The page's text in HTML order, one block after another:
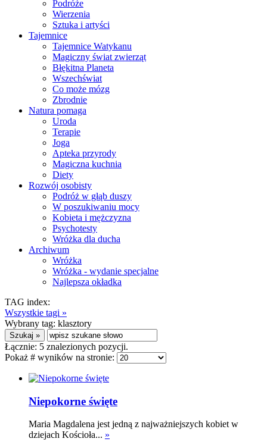
Podróże
Wierzenia
Sztuka i artyści
Tajemnice
Tajemnice Watykanu
Magiczny świat zwierząt
Błękitna Planeta
Wszechświat
Co może mózg
Zbrodnie
Natura pomaga
Uroda
Terapie
Joga
Apteka przyrody
Magiczna kuchnia
Diety
Rozwój osobisty
Podróż w głąb duszy
W poszukiwaniu mocy
Kobieta i mężczyzna
Psychotesty
Wróżka dla ducha
Archiwum
Wróżka
Wróżka - wydanie specjalne
Najlepsza okładka
TAG index:
Wszystkie tagi »
Wybrany tag: klasztory
Łącznie: 5 znalezionych pozycji.
Pokaż # wyników na stronie:
Niepokorne święte
Maria Magdalena jest jedną z najważniejszych kobiet w
dziejach Kościoła... »